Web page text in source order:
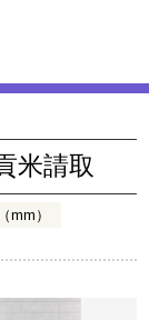
米請取
mm）